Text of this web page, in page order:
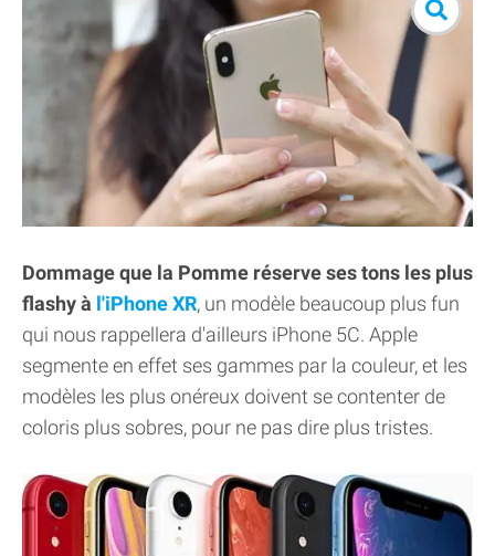
Dommage que la Pomme réserve ses tons les plus
flashy à l'iPhone XR, un modèle beaucoup plus fun
qui nous rappellera d'ailleurs iPhone 5C. Apple
segmente en effet ses gammes par la couleur, et les
modèles les plus onéreux doivent se contenter de
coloris plus sobres, pour ne pas dire plus tristes.